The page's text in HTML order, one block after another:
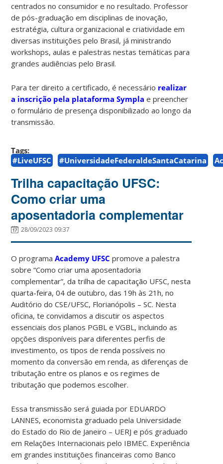
centrados no consumidor e no resultado. Professor
de pós-graduação em disciplinas de inovação,
estratégia, cultura organizacional e criatividade em
diversas instituições pelo Brasil, já ministrando
workshops, aulas e palestras nestas temáticas para
grandes audiências pelo Brasil.
Para ter direito a certificado, é necessário realizar
a inscrição pela plataforma Sympla e preencher
o formulário de presença disponibilizado ao longo da
transmissão.
Tags:
#LiveUFSC
#UniversidadeFederaldeSantaCatarina
Trilha capacitação UFSC:
Como criar uma
aposentadoria complementar
28/09/2023 09:37
O programaAcademy UFSC promove a palestra
sobre “Como criar uma aposentadoria
complementar”, da trilha de capacitação UFSC, nesta
quarta-feira, 04 de outubro, das 19h às 21h, no
Auditório do CSE/UFSC, Florianópolis – SC. Nesta
oficina, te convidamos a discutir os aspectos
essenciais dos planos PGBL e VGBL, incluindo as
opções disponíveis para diferentes perfis de
investimento, os tipos de renda possíveis no
momento da conversão em renda, as diferenças de
tributação entre os planos e os regimes de
tributação que podemos escolher.
Essa transmissão será guiada por EDUARDO
LANNES, economista graduado pela Universidade
do Estado do Rio de Janeiro – UERJ e pós graduado
em Relações Internacionais pelo IBMEC. Experiência
em grandes instituições financeiras como Banco